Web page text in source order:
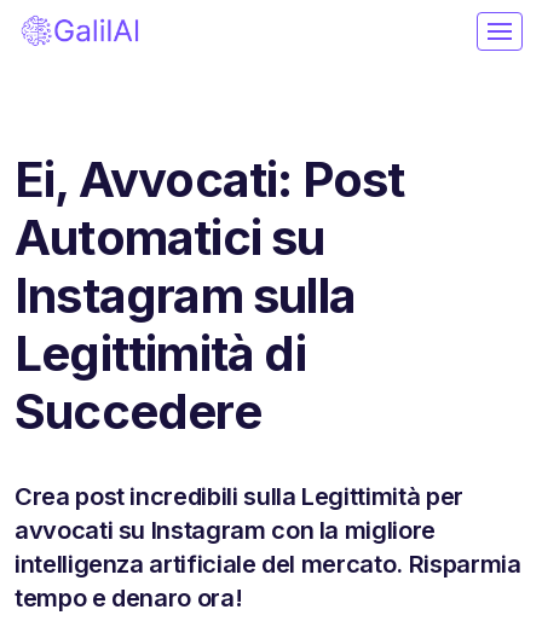
Ei, Avvocati: Post
Automatici su
Instagram sulla
Legittimità di
Succedere
Crea post incredibili sulla Legittimità per
avvocati su Instagram con la migliore
intelligenza artificiale del mercato. Risparmia
tempo e denaro ora!